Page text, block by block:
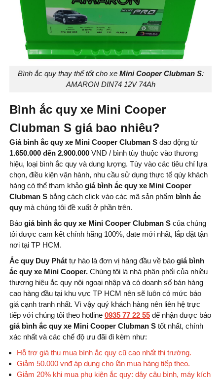
Bình ắc quy thay thế tốt cho xe Mini Cooper Clubman S:
AMARON DIN74 12V 74Ah
Bình ắc quy xe Mini Cooper
Clubman S giá bao nhiêu?
Giá bình ắc quy xe Mini Cooper Clubman S dao động từ
1.650.000 đến 2.900.000 VNĐ / bình tùy thuộc vào thương
hiệu, loại bình ắc quy và dung lượng. Tùy vào các tiêu chí lựa
chọn, điều kiện vận hành, nhu cầu sử dụng thực tế qúy khách
hàng có thể tham khảo giá bình ắc quy xe Mini Cooper
Clubman S bằng cách click vào các mã sản phẩm bình ắc
quy mà chúng tôi đề xuất ở phần trên.
Báo giá bình ắc quy xe Mini Cooper Clubman S của chúng
tôi được cam kết chính hãng 100%, date mới nhất, lắp đặt tận
nơi tại TP HCM.
Ắc quy Duy Phát tự hào là đơn vị hàng đầu về báo giá bình
ắc quy xe Mini Cooper. Chúng tôi là nhà phân phối của nhiều
thương hiệu ắc quy nội ngoại nhập và có doanh số bán hàng
cao hàng đầu tại khu vực TP HCM nên sẽ luôn có mức báo
giá cạnh tranh nhất. Vì vậy quý khách hàng nên liên hệ trực
tiếp với chúng tôi theo hotline 0935 77 22 55 để nhận được báo
giá bình ắc quy xe Mini Cooper Clubman S tốt nhất, chính
xác nhất và các chế độ ưu đãi đi kèm như:
Hỗ trợ giá thu mua bình ắc quy cũ cao nhất thị trường.
Giảm 50.000 vnđ áp dụng cho lần mua hàng tiếp theo.
Giảm 20% khi mua phụ kiện ắc quy: dây câu bình, máy kích